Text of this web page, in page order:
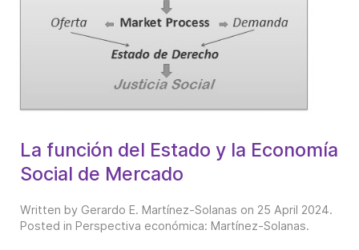
La función del Estado y la Economía
Social de Mercado
Written by Gerardo E. Martínez-Solanas on 25 April 2024.
Posted in Perspectiva económica: Martínez-Solanas.